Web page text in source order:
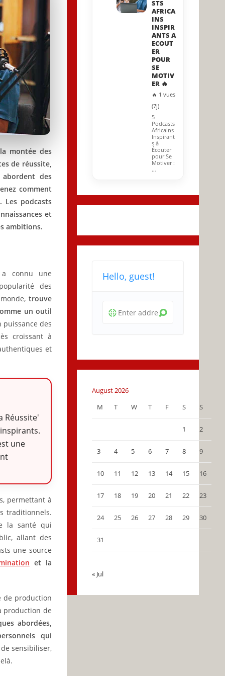
montée des
de réussite,
des
comment
podcasts
et
ambitions.
connu une
des
trouve
un outil
puissance des
croissant à
et
Réussite'
une
permettant à
traditionnels.
la santé qui
allant des
une source
et la
de production
production de
abordées,
qui
sensibiliser,
STS
AFRICA
INS
INSPIR
ANTS A
ECOUT
ER
POUR
SE
MOTIV
ER 🔥
🔥 1 vues
(7j)
5
Podcasts
Africains
Inspirant
s à
Écouter
pour Se
Motiver :
…
Hello, guest!
August 2026
M
T W T F S S
1 2
3 4 5 6 7 8 9
10 11 12 13 14 15 16
17 18 19 20 21 22 23
24 25 26 27 28 29 30
31
« Jul